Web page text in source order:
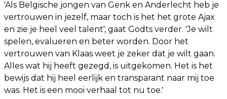
'Als Belgische jongen van Genk en Anderlecht heb je
vertrouwen in jezelf, maar toch is het het grote Ajax
en zie je heel veel talent', gaat Godts verder. 'Je wilt
spelen, evalueren en beter worden. Door het
vertrouwen van Klaas weet je zeker dat je wilt gaan.
Alles wat hij heeft gezegd, is uitgekomen. Het is het
bewijs dat hij heel eerlijk en transparant naar mij toe
was. Het is een mooi verhaal tot nu toe.'